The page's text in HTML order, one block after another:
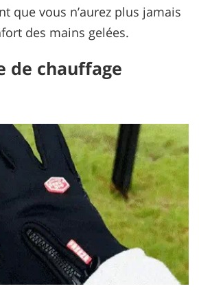
que vous n’aurez plus jamais
des mains gelées.
de chauffage